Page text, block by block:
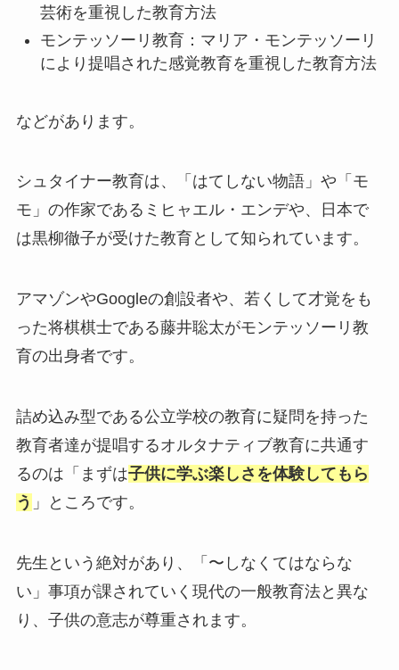
芸術を重視した教育方法
モンテッソーリ教育：マリア・モンテッソーリ
により提唱された感覚教育を重視した教育方法
などがあります。
シュタイナー教育は、「はてしない物語」や「モ
モ」の作家であるミヒャエル・エンデや、日本で
は黒柳徹子が受けた教育として知られています。
アマゾンやGoogleの創設者や、若くして才覚をも
った将棋棋士である藤井聡太がモンテッソーリ教
育の出身者です。
詰め込み型である公立学校の教育に疑問を持った
教育者達が提唱するオルタナティブ教育に共通す
るのは「まずは子供に学ぶ楽しさを体験してもら
う 」ところです。
先生という絶対があり、「〜しなくてはならな
い」事項が課されていく現代の一般教育法と異な
り、子供の意志が尊重されます。